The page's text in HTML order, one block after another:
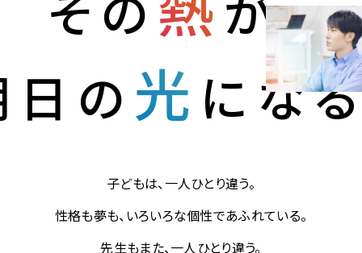
の光 にな
子どもは、一人ひとり違う。
性格も夢も、いろいろな個性であふれている。
先生もまた、一人ひとり違う。